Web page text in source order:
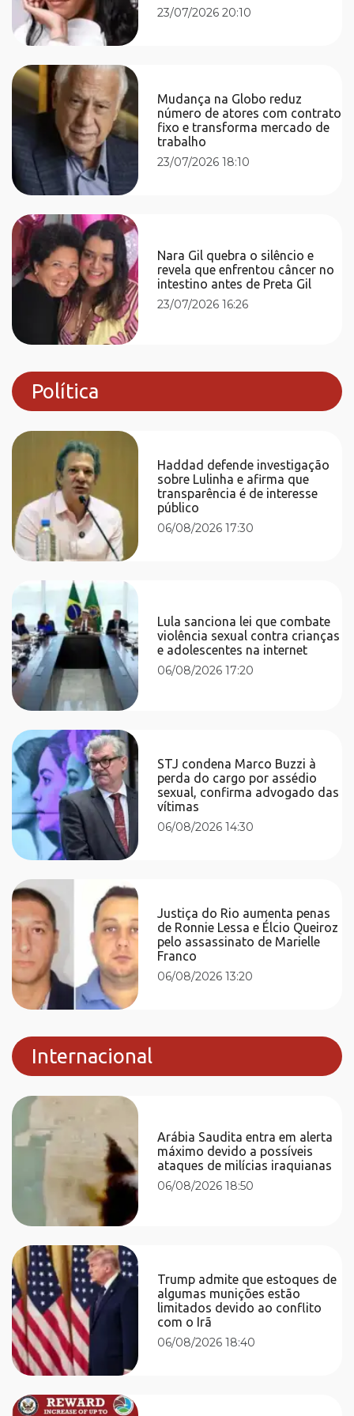
23/07/2026 20:10
Mudança na Globo reduz
número de atores com contrato
fixo e transforma mercado de
trabalho
23/07/2026 18:10
Nara Gil quebra o silêncio e
revela que enfrentou câncer no
intestino antes de Preta Gil
23/07/2026 16:26
Política
Haddad defende investigação
sobre Lulinha e afirma que
transparência é de interesse
público
06/08/2026 17:30
Lula sanciona lei que combate
violência sexual contra crianças
e adolescentes na internet
06/08/2026 17:20
STJ condena Marco Buzzi à
perda do cargo por assédio
sexual, confirma advogado das
vítimas
06/08/2026 14:30
Justiça do Rio aumenta penas
de Ronnie Lessa e Élcio Queiroz
pelo assassinato de Marielle
Franco
06/08/2026 13:20
Internacional
Arábia Saudita entra em alerta
máximo devido a possíveis
ataques de milícias iraquianas
06/08/2026 18:50
Trump admite que estoques de
algumas munições estão
limitados devido ao conflito
com o Irã
06/08/2026 18:40